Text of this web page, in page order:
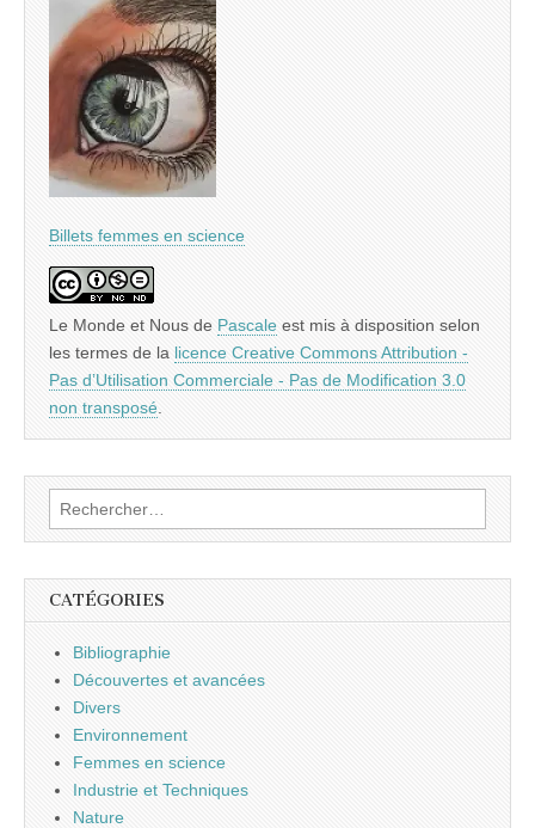
Billets femmes en science
Le Monde et Nous de Pascale est mis à disposition selon
les termes de la licence Creative Commons Attribution -
Pas d’Utilisation Commerciale - Pas de Modification 3.0
non transposé
Rechercher :
CATÉGORIES
Bibliographie
Découvertes et avancées
Divers
Environnement
Femmes en science
Industrie et Techniques
Nature